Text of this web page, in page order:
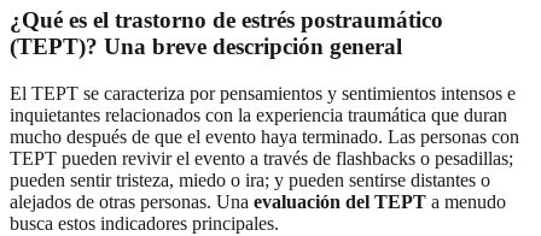
¿Qué es el trastorno de estrés postraumático
(TEPT)? Una breve descripción general
El TEPT se caracteriza por pensamientos y sentimientos intensos e
inquietantes relacionados con la experiencia traumática que duran
mucho después de que el evento haya terminado. Las personas con
TEPT pueden revivir el evento a través de flashbacks o pesadillas;
pueden sentir tristeza, miedo o ira; y pueden sentirse distantes o
alejados de otras personas. Una evaluación del TEPT a menudo
busca estos indicadores principales.